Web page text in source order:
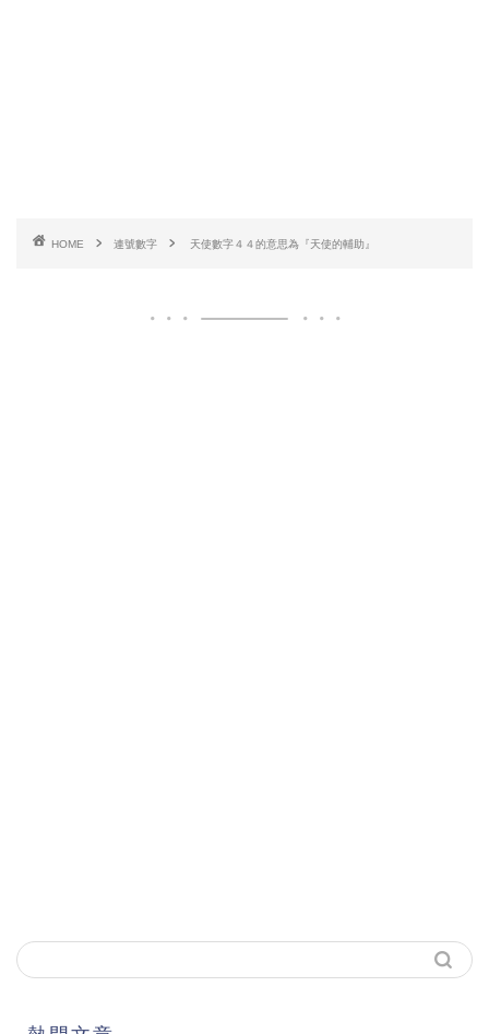
HOME 連號數字 天使數字４４的意思為『天使的輔助』